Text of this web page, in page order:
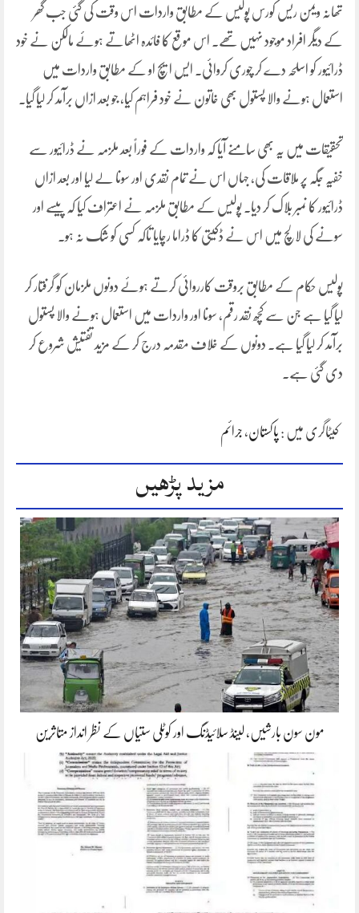
تھانہ ویمن ریس کورس پولیس کے مطابق واردات اس وقت کی گئی جب گھر
کے دیگر افراد موجود نہیں تھے۔ اس موقع کا فائدہ اٹھاتے ہوئے مالکن نے خود
ڈرائیور کو اسلحہ دے کر چوری کروائی۔ ایس ایچ او کے مطابق واردات میں
استعمال ہونے والا پستول بھی خاتون نے خود فراہم کیا، جو بعد ازاں برآمد کر لیا گیا۔
تحقیقات میں یہ بھی سامنے آیا کہ واردات کے فوراً بعد ملزمہ نے ڈرائیور سے
خفیہ جگہ پر ملاقات کی، جہاں اس نے تمام نقدی اور سونا لے لیا اور بعد ازاں
ڈرائیور کا نمبر بلاک کر دیا۔ پولیس کے مطابق ملزمہ نے اعتراف کیا کہ پیسے اور
سونے کی لالچ میں اس نے ڈکیتی کا ڈراما رچایا تاکہ کسی کو شک نہ ہو۔
پولیس حکام کے مطابق بروقت کارروائی کرتے ہوئے دونوں ملزمان کو گرفتار کر
لیا گیا ہے جن سے کچھ نقد رقم، سونا اور واردات میں استعمال ہونے والا پستول
برآمد کر لیا گیا ہے۔ دونوں کے خلاف مقدمہ درج کر کے مزید تفتیش شروع کر
دی گئی ہے۔
کیٹاگری میں : پاکستان، جرائم
مزید پڑھیں
مون سون بارشیں، لینڈ سلائیڈنگ اور کوٹلی ستیاں کے نظر انداز متاثرین